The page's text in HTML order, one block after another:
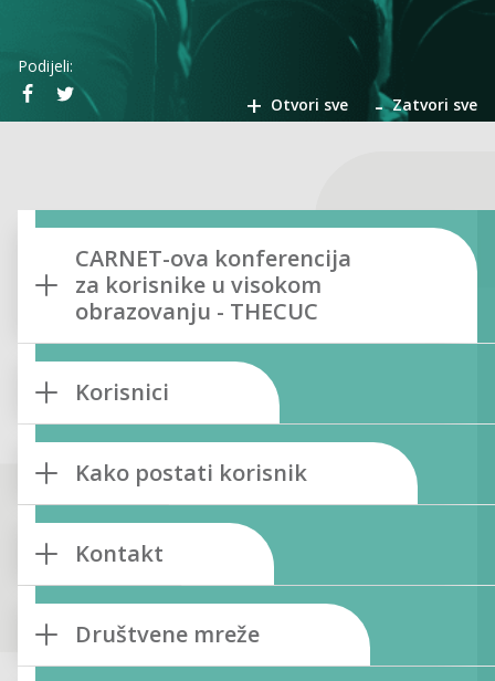
Podijeli:
+ Otvori sve - Zatvori sve
CARNET-ova konferencija
za korisnike u visokom
obrazovanju - THECUC
Korisnici
Kako postati korisnik
Kontakt
Društvene mreže